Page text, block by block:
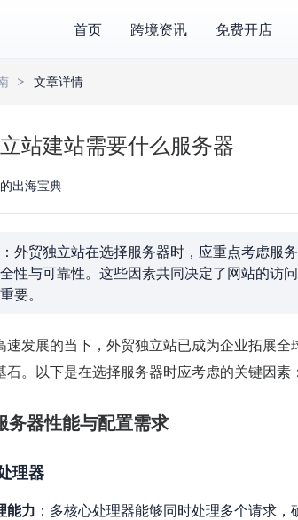
首页 跨境资讯 免费开店
文章详情
站建站需要什么服务器
出海宝典
外贸独立站在选择服务器时，应重点考虑服
性与可靠性。这些因素共同决定了网站的访
要。
速发展的当下，外贸独立站已成为企业拓展
石。以下是在选择服务器时应考虑的关键因素：
务器性能与配置需求
理器
能力 ：多核心处理器能够同时处理多个请求，